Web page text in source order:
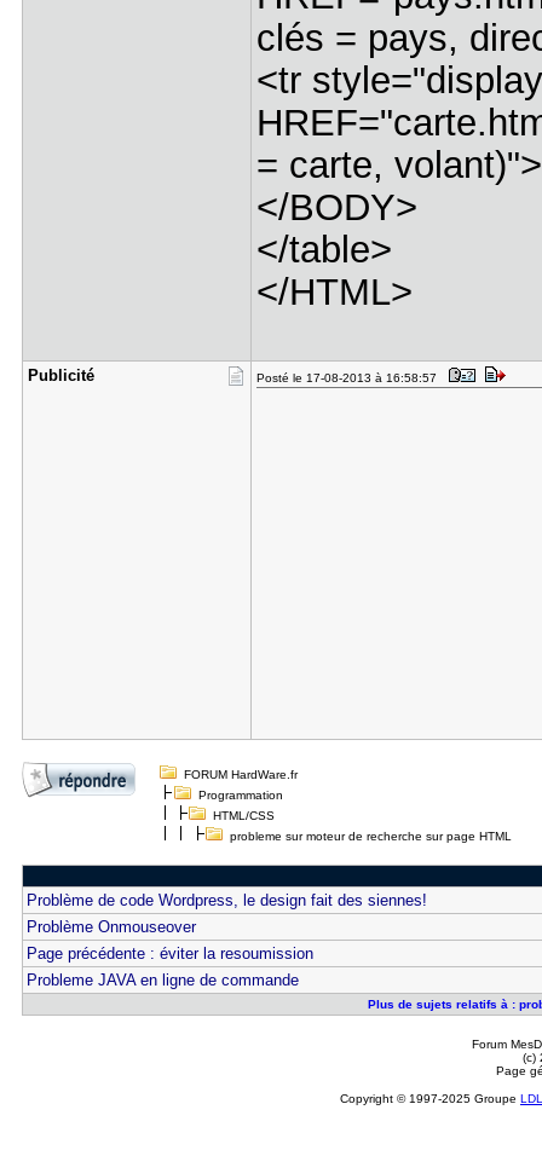
clés = pays,
<tr
= carte,
</BODY>
</table>
</HTML>
Publicité Posté le 17-08-2013 à 16:58:57
FORUM HardWare.fr
Programmation
HTML/CSS
probleme sur moteur de recherche sur page HTML
Problème de code Wordpress, le design fait des siennes!
Problème Onmouseover
Page précédente : éviter la resoumission
Probleme JAVA en ligne de commande
Plus de sujets relatifs à :
Forum
(c)
Page
Copyright © 1997-2025 Groupe